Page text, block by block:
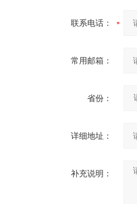
联系电话：
常用邮箱：
省份：
详细地址：
补充说明：